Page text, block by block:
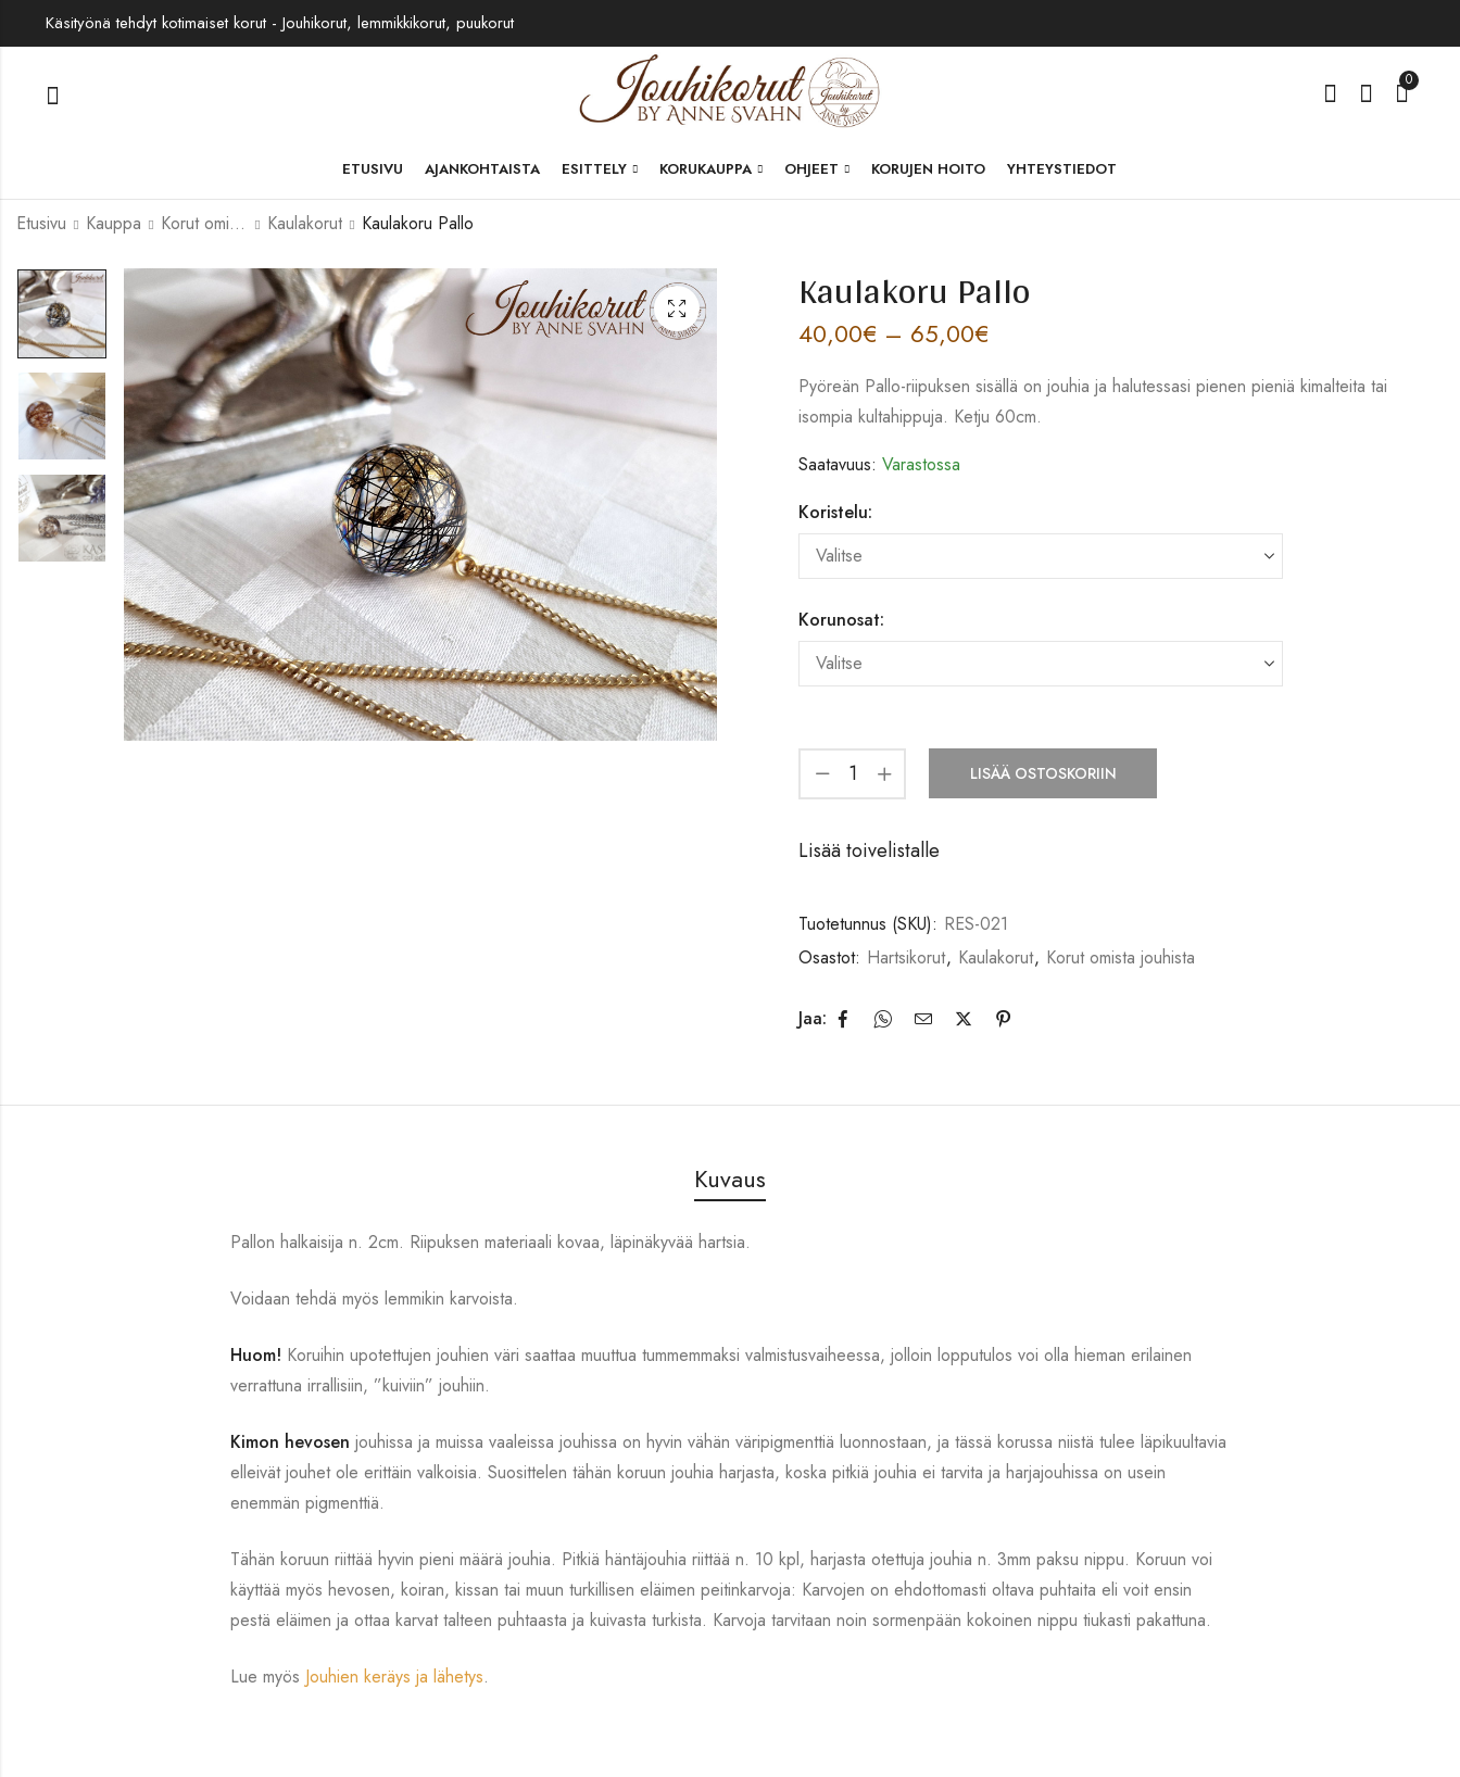
Käsityönä tehdyt kotimaiset korut - Jouhikorut, lemmikkikorut, puukorut
0
ETUSIVU AJANKOHTAISTA ESITTELY KORUKAUPPA OHJEET KORUJEN HOITO YHTEYSTIEDOT
Etusivu Kauppa Korut omista jouhista Kaulakorut Kaulakoru Pallo
Kaulakoru Pallo
40,00€ – 65,00€
Pyöreän Pallo-riipuksen sisällä on jouhia ja halutessasi pienen pieniä kimalteita tai
isompia kultahippuja. Ketju 60cm.
Saatavuus: Varastossa
Koristelu:
Korunosat:
LISÄÄ OSTOSKORIIN
Lisää toivelistalle
Tuotetunnus (SKU): RES-021
Osastot: Hartsikorut, Kaulakorut, Korut omista jouhista
Jaa:
Kuvaus
Pallon halkaisija n. 2cm. Riipuksen materiaali kovaa, läpinäkyvää hartsia.
Voidaan tehdä myös lemmikin karvoista.
Huom! Koruihin upotettujen jouhien väri saattaa muuttua tummemmaksi valmistusvaiheessa, jolloin lopputulos voi olla hieman erilainen
verrattuna irrallisiin, ”kuiviin” jouhiin.
Kimon hevosen jouhissa ja muissa vaaleissa jouhissa on hyvin vähän väripigmenttiä luonnostaan, ja tässä korussa niistä tulee läpikuultavia
elleivät jouhet ole erittäin valkoisia. Suosittelen tähän koruun jouhia harjasta, koska pitkiä jouhia ei tarvita ja harjajouhissa on usein
enemmän pigmenttiä.
Tähän koruun riittää hyvin pieni määrä jouhia. Pitkiä häntäjouhia riittää n. 10 kpl, harjasta otettuja jouhia n. 3mm paksu nippu. Koruun voi
käyttää myös hevosen, koiran, kissan tai muun turkillisen eläimen peitinkarvoja: Karvojen on ehdottomasti oltava puhtaita eli voit ensin
pestä eläimen ja ottaa karvat talteen puhtaasta ja kuivasta turkista. Karvoja tarvitaan noin sormenpään kokoinen nippu tiukasti pakattuna.
Lue myös Jouhien keräys ja lähetys.